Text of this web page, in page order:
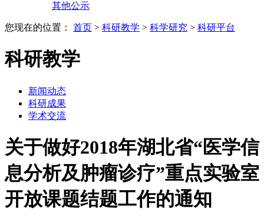
其他公示
您现在的位置： 首页 > 科研教学 > 科学研究 > 科研平台
科研教学
新闻动态
科研成果
学术交流
关于做好2018年湖北省“医学信
息分析及肿瘤诊疗”重点实验室
开放课题结题工作的通知